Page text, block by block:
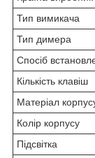
Тип вимикача
Тип димера
Спосіб
Кількість клавіш
Матеріал
Колір корпусу
Підсвітка